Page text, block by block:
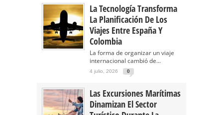
La Tecnología Transforma
La Planificación De Los
Viajes Entre España Y
Colombia
La forma de organizar un viaje
internacional cambió de...
4 julio, 2026 0
Las Excursiones Marítimas
Dinamizan El Sector